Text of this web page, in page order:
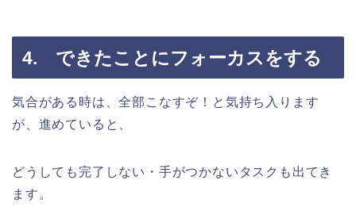
4. できたことにフォーカスをする
気合がある時は、全部こなすぞ！と気持ち入ります
が、進めていると、
どうしても完了しない・手がつかないタスクも出てき
ます。